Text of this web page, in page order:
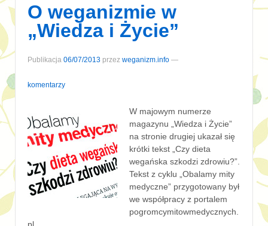
O weganizmie w
„Wiedza i Życie”
Publikacja 06/07/2013 przez weganizm.info —
komentarzy
W majowym numerze
magazynu „Wiedza i Życie”
na stronie drugiej ukazał się
krótki tekst „Czy dieta
wegańska szkodzi zdrowiu?”.
Tekst z cyklu „Obalamy mity
medyczne” przygotowany był
we współpracy z portalem
pogromcymitowmedycznych.
pl